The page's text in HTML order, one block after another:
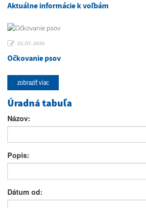
Aktuálne informácie k voľbám
22.07.2026
Očkovanie psov
zobraziť viac
Úradná tabuľa
Názov:
Popis:
Dátum od: